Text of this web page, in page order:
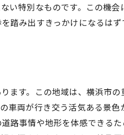
い特別なものです。この機
踏み出すきっかけになるはず
ます。この地域は、横浜市
車両が行き交う活気ある景
路事情や地形を体感できる